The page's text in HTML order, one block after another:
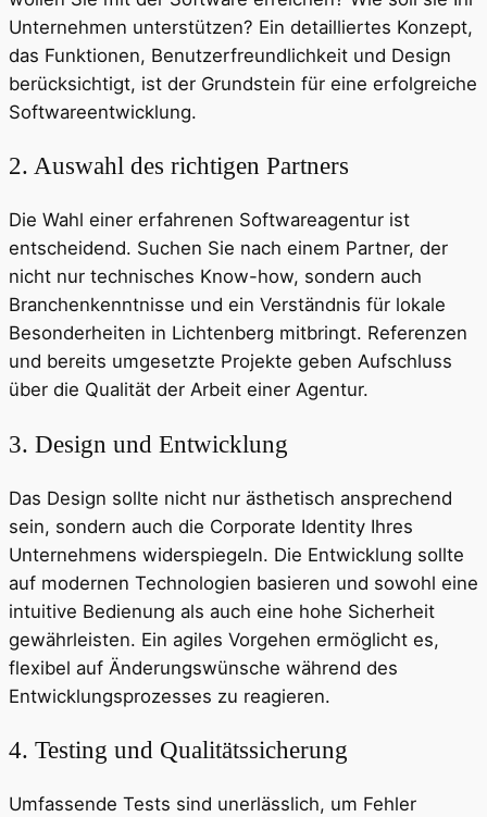
Unternehmen unterstützen? Ein detailliertes Konzept,
das Funktionen, Benutzerfreundlichkeit und Design
berücksichtigt, ist der Grundstein für eine erfolgreiche
Softwareentwicklung.
2. Auswahl des richtigen Partners
Die Wahl einer erfahrenen Softwareagentur ist
entscheidend. Suchen Sie nach einem Partner, der
nicht nur technisches Know-how, sondern auch
Branchenkenntnisse und ein Verständnis für lokale
Besonderheiten in Lichtenberg mitbringt. Referenzen
und bereits umgesetzte Projekte geben Aufschluss
über die Qualität der Arbeit einer Agentur.
3. Design und Entwicklung
Das Design sollte nicht nur ästhetisch ansprechend
sein, sondern auch die Corporate Identity Ihres
Unternehmens widerspiegeln. Die Entwicklung sollte
auf modernen Technologien basieren und sowohl eine
intuitive Bedienung als auch eine hohe Sicherheit
gewährleisten. Ein agiles Vorgehen ermöglicht es,
flexibel auf Änderungswünsche während des
Entwicklungsprozesses zu reagieren.
4. Testing und Qualitätssicherung
Umfassende Tests sind unerlässlich, um Fehler